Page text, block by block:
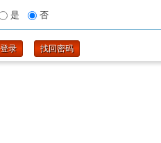
是 否